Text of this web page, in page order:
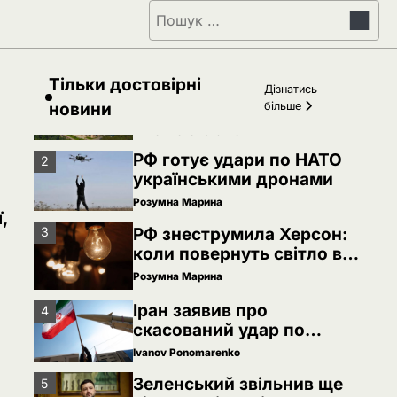
Пошук:
Тільки достовірні
новини
Дізнатись
більше
Зеленський звільнив ще
сімох керівників
дипломатичних місій
Ivanov Ponomarenko
Київська нерухомість
після 2025 року: які
вигляд столиці
2
РФ готує удари по НАТО
українськими дронами
Розумна Марина
3
РФ знеструмила Херсон:
коли повернуть світло в
оселі
Розумна Марина
4
Іран заявив про
скасований удар по
Україні після контактів
Ivanov Ponomarenko
5
Зеленський звільнив ще